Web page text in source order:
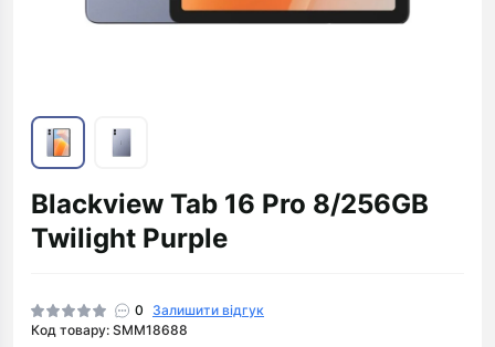
Blackview Tab 16 Pro 8/256GB
Twilight Purple
0
Залишити відгук
Код товару: SMM18688